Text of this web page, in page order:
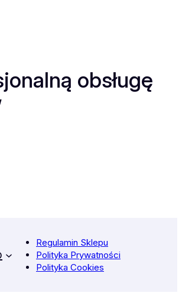
obsługę
Regulamin Sklepu
Polityka Prywatności
Polityka Cookies